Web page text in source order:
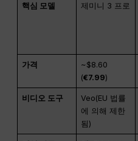
핵심 모델 제미니 3 프로
가격
~$8.60
(€7.99)
비디오 도구
Veo(EU 법률
에 의해 제한
됨)